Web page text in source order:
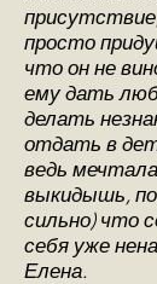
просто
что он не
ему дать
делать
отдать в
ведь
выкидышь,
сильно) что
себя уже
Елена.